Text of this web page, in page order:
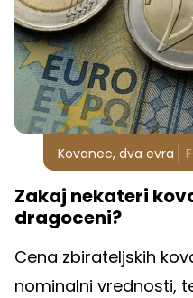
Kovanec, dva evra
Zakaj nekateri
dragoceni?
Cena zbirateljskih
nominalni vrednosti,